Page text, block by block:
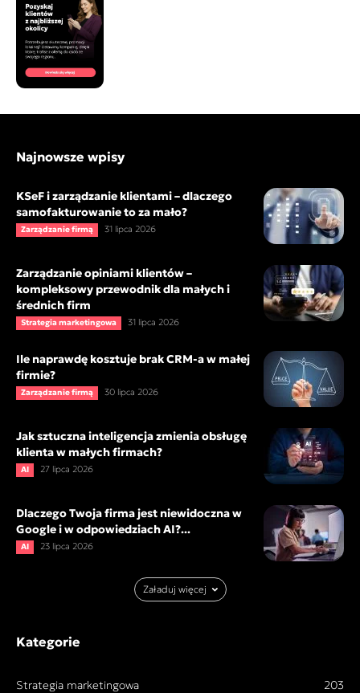
Najnowsze wpisy
KSeF i zarządzanie klientami – dlaczego
samofakturowanie to za mało?
Zarządzanie firmą 31 lipca 2026
Zarządzanie opiniami klientów –
kompleksowy przewodnik dla małych i
średnich firm
Strategia marketingowa 31 lipca 2026
Ile naprawdę kosztuje brak CRM-a w małej
firmie?
Zarządzanie firmą 30 lipca 2026
Jak sztuczna inteligencja zmienia obsługę
klienta w małych firmach?
AI 27 lipca 2026
Dlaczego Twoja firma jest niewidoczna w
Google i w odpowiedziach AI?...
AI 23 lipca 2026
Załaduj więcej
Kategorie
Strategia marketingowa
203